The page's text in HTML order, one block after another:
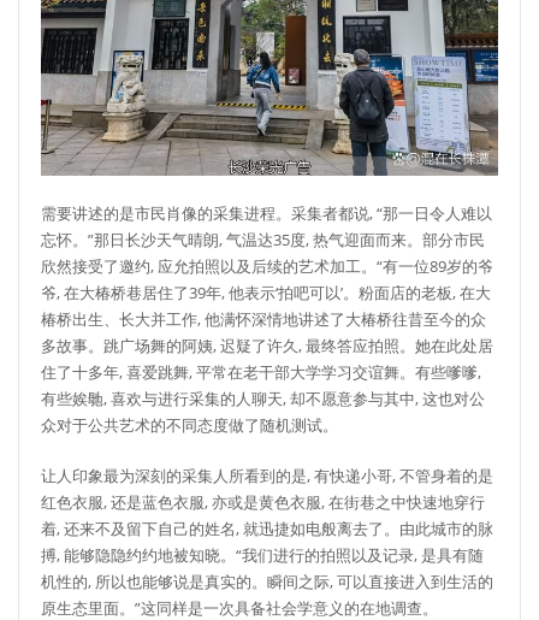
需要讲述的是市民肖像的采集进程。采集者都说, “那一日令人难以
忘怀。”那日长沙天气晴朗, 气温达35度, 热气迎面而来。部分市民
欣然接受了邀约, 应允拍照以及后续的艺术加工。“有一位89岁的爷
爷, 在大椿桥巷居住了39年, 他表示‘拍吧可以’。粉面店的老板, 在大
椿桥出生、长大并工作, 他满怀深情地讲述了大椿桥往昔至今的众
多故事。跳广场舞的阿姨, 迟疑了许久, 最终答应拍照。她在此处居
住了十多年, 喜爱跳舞, 平常在老干部大学学习交谊舞。有些嗲嗲,
有些娭毑, 喜欢与进行采集的人聊天, 却不愿意参与其中, 这也对公
众对于公共艺术的不同态度做了随机测试。
让人印象最为深刻的采集人所看到的是, 有快递小哥, 不管身着的是
红色衣服, 还是蓝色衣服, 亦或是黄色衣服, 在街巷之中快速地穿行
着, 还来不及留下自己的姓名, 就迅捷如电般离去了。由此城市的脉
搏, 能够隐隐约约地被知晓。“我们进行的拍照以及记录, 是具有随
机性的, 所以也能够说是真实的。瞬间之际, 可以直接进入到生活的
原生态里面。”这同样是一次具备社会学意义的在地调查。